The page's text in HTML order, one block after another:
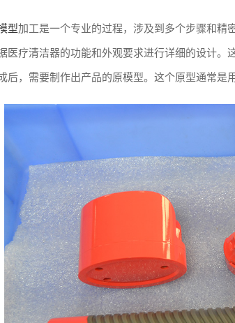
型加工是一个专业的过程，涉及到多个步骤和精
医疗清洁器的功能和外观要求进行详细的设计。
后，需要制作出产品的原模型。这个原型通常是